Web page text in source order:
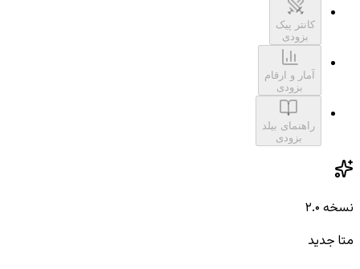
کانتر پیک
بزودی
آمار و ارقام
بزودی
راهنمای بیلد
بزودی
نسخه ۲.۰
متا جدید